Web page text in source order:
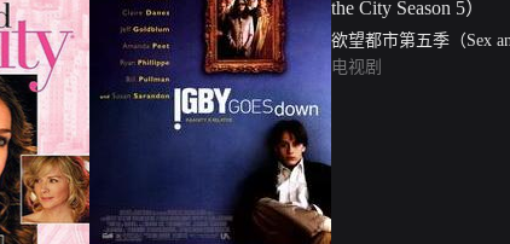
欲望都市第五季（Sex
City Season 5）
电视剧